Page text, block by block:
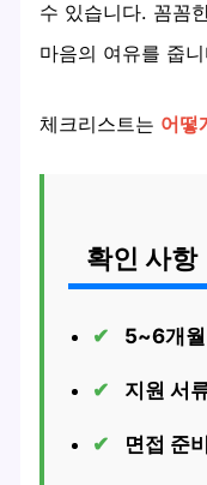
수 있습니다. 꼼꼼
마음의 여유를 줍
체크리스트는 어떻
확인 사항
5~6개월
지원 서
면접 준비